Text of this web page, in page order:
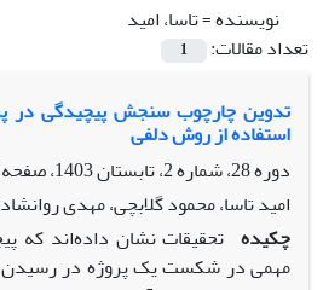
نویسنده =تاسا، امید
تعداد مقالات:
1
تدوین چارچوب سنجش پیچیدگی در
استفاده از روش دلفی
دوره 28، شماره 2، تابستان 1403، صفحه
امید تاسا، محمود گلابچی، مهدی
چکیده تحقیقات نشان داده‌اند که
مهمی در شکست یک پروژه در رسیدن